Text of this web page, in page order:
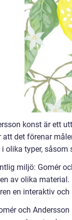
konst är ett
att det förenar
olika typer,
miljö: Gomér
av olika
en interaktiv
och